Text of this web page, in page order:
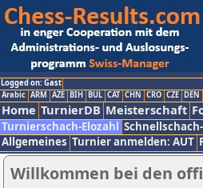
Logged on: Gast
Arabic ARM AZE BIH BUL CAT CHN CRO CZE DEN
Home TurnierDB Meisterschaft
Turnierschach-Elozahl
Allgemeines Turnier anmelden: AUT
Willkommen bei den